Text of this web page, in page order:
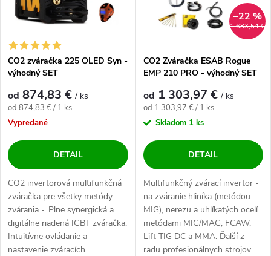
CO2 zváračka 225 OLED Syn -
výhodný SET
od 874,83 €/ ks
Jednotková cena:
od 874,83 € / 1 ks
Vypredané
DETAIL
CO2 invertorová multifunkčná
zváračka pre všetky metódy
zvárania -. Plne synergická a
digitálne riadená IGBT zváračka.
Intuitívne ovládanie a
nastavenie zváracích
1 683,54 €
–22 %
CO2 Zváračka ESAB Rogue
EMP 210 PRO - výhodný SET
od 1 303,97 €/ ks
Jednotková cena:
od 1 303,97 € / 1 ks
Skladom 1 ks
DETAIL
Multifunkčný zvárací invertor -
na zváranie hliníka (metódou
MIG), nerezu a uhlíkatých ocelí
metódami MIG/MAG, FCAW,
Lift TIG DC a MMA. Ďalší z
radu profesionálnych strojov